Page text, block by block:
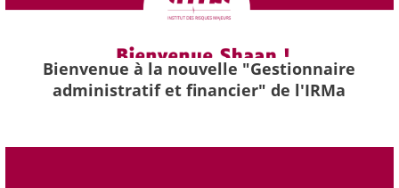
Bienvenue à la nouvelle "Gestionnaire
administratif et financier" de l'IRMa